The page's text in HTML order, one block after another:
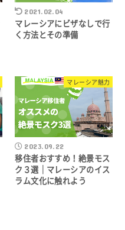
2021.02.04
マレーシアにビザなしで行
く方法とその準備
マレーシア魅力
2023.09.22
移住者おすすめ！絶景モス
ク３選｜マレーシアのイス
ラム文化に触れよう